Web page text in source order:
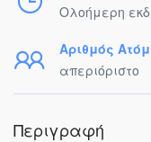
Ολοήμερη
Αριθμός
απεριόριστο
Περιγραφή